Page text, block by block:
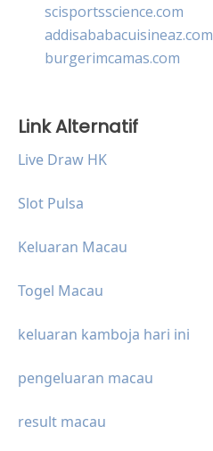
scisportsscience.com
addisababacuisineaz.com
burgerimcamas.com
Link Alternatif
Live Draw HK
Slot Pulsa
Keluaran Macau
Togel Macau
keluaran kamboja hari ini
pengeluaran macau
result macau